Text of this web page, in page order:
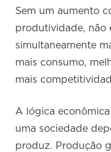
Sem um aumento
produtividade, não
simultaneamente
mais consumo,
mais
A lógica
uma sociedade
produz. Produção